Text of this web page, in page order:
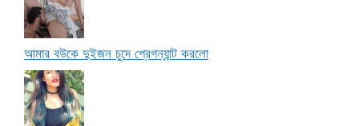
আমার বউকে দুইজন চুদে প্রেগন্যান্ট করলো